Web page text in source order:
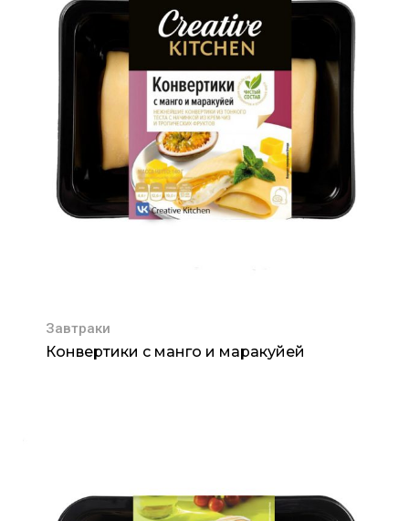
Завтраки
Конвертики с манго и маракуйей